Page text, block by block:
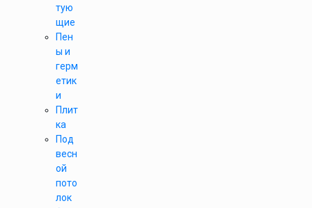
тую
щие
Пен
ы и
герм
етик
и
Плит
ка
Под
весн
ой
пото
лок